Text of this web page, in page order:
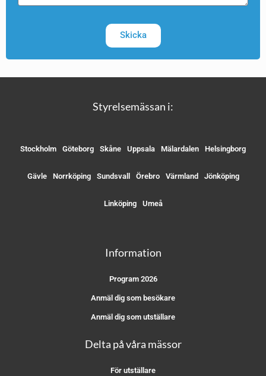
Skicka
Styrelsemässan i:
Stockholm Göteborg Skåne Uppsala Mälardalen Helsingborg
Gävle Norrköping Sundsvall Örebro Värmland Jönköping
Linköping Umeå
Information
Program 2026
Anmäl dig som besökare
Anmäl dig som utställare
Delta på våra mässor
För utställare